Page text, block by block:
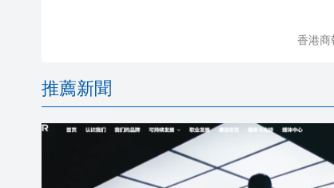
香港商
推薦新聞